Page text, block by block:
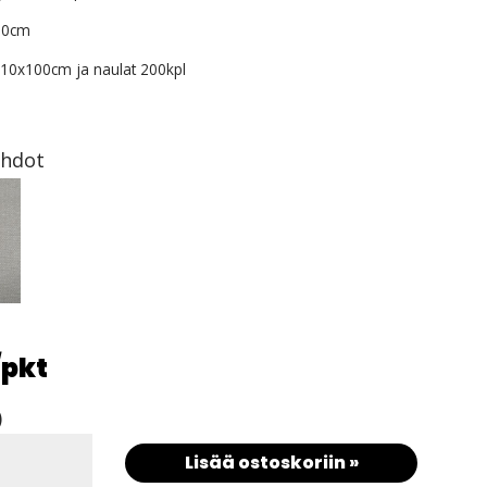
ja naulat 200kpl
Lisää ostoskoriin »